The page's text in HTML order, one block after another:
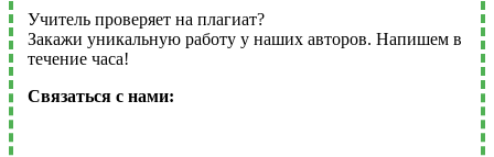
Учитель проверяет на плагиат?
Закажи уникальную работу у наших авторов. Напишем в
течение часа!
Связаться с нами: